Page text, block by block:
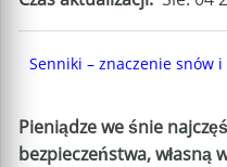
Senniki – znaczenie snów
Pieniądze we śnie
bezpieczeństwa,